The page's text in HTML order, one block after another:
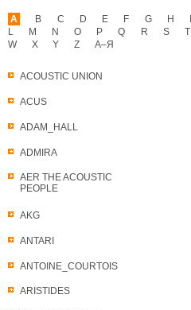
A
ACOUSTIC UNION
ACUS
ADAM_HALL
ADMIRA
AER THE ACOUSTIC
PEOPLE
AKG
ANTARI
ANTOINE_COURTOIS
ARISTIDES
B C D E F G H
L
M N O P Q R S T
W
X Y Z А–Я